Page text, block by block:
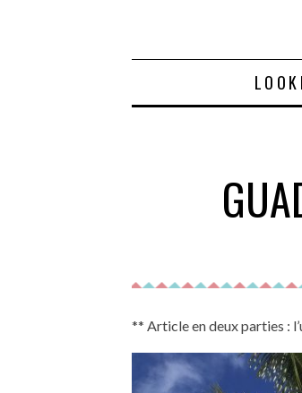
** Article en deux parties :